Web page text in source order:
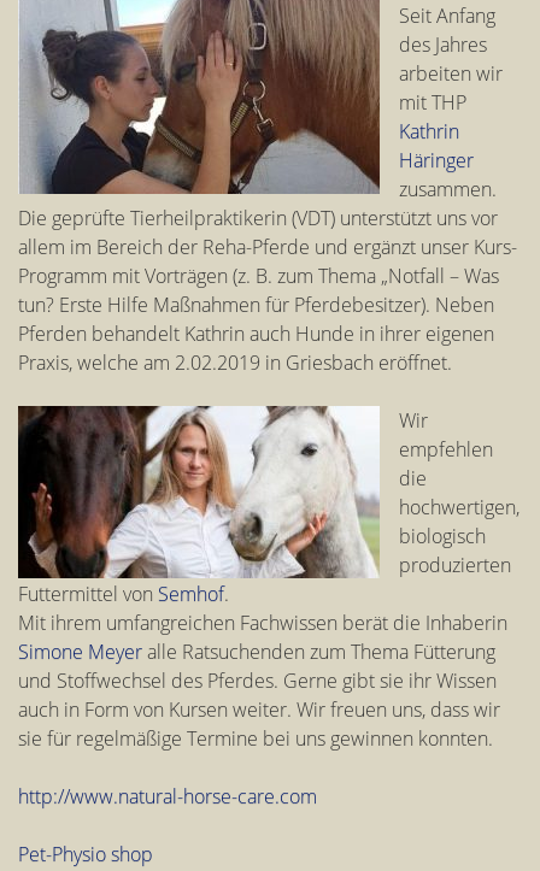
Seit Anfang
des Jahres
arbeiten wir
mit THP
Kathrin
Häringer
zusammen.
Die geprüfte Tierheilpraktikerin (VDT) unterstützt uns vor
allem im Bereich der Reha-Pferde und ergänzt unser Kurs-
Programm mit Vorträgen (z. B. zum Thema „Notfall – Was
tun? Erste Hilfe Maßnahmen für Pferdebesitzer). Neben
Pferden behandelt Kathrin auch Hunde in ihrer eigenen
Praxis, welche am 2.02.2019 in Griesbach eröffnet.
Wir
empfehlen
die
hochwertigen,
biologisch
produzierten
Futtermittel von Semhof.
Mit ihrem umfangreichen Fachwissen berät die Inhaberin
Simone Meyeralle Ratsuchenden zum Thema Fütterung
und Stoffwechsel des Pferdes. Gerne gibt sie ihr Wissen
auch in Form von Kursen weiter. Wir freuen uns, dass wir
sie für regelmäßige Termine bei uns gewinnen konnten.
http://www.natural-horse-care.com
Pet-Physio shop